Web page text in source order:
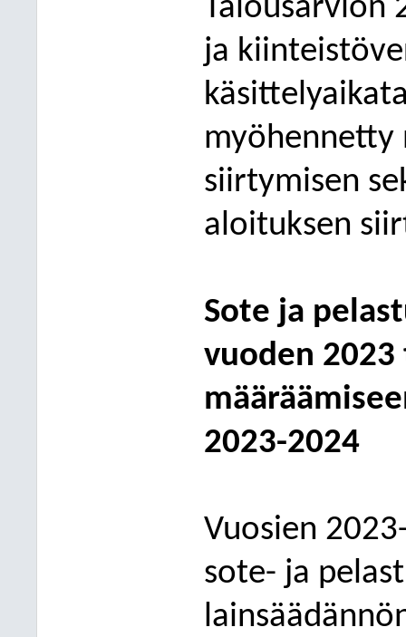
Talousarvion
ja
myöhennetty
siirtymisen
aloituksen
Sote ja
vuoden
2023-2024
Vuosien
sote- ja